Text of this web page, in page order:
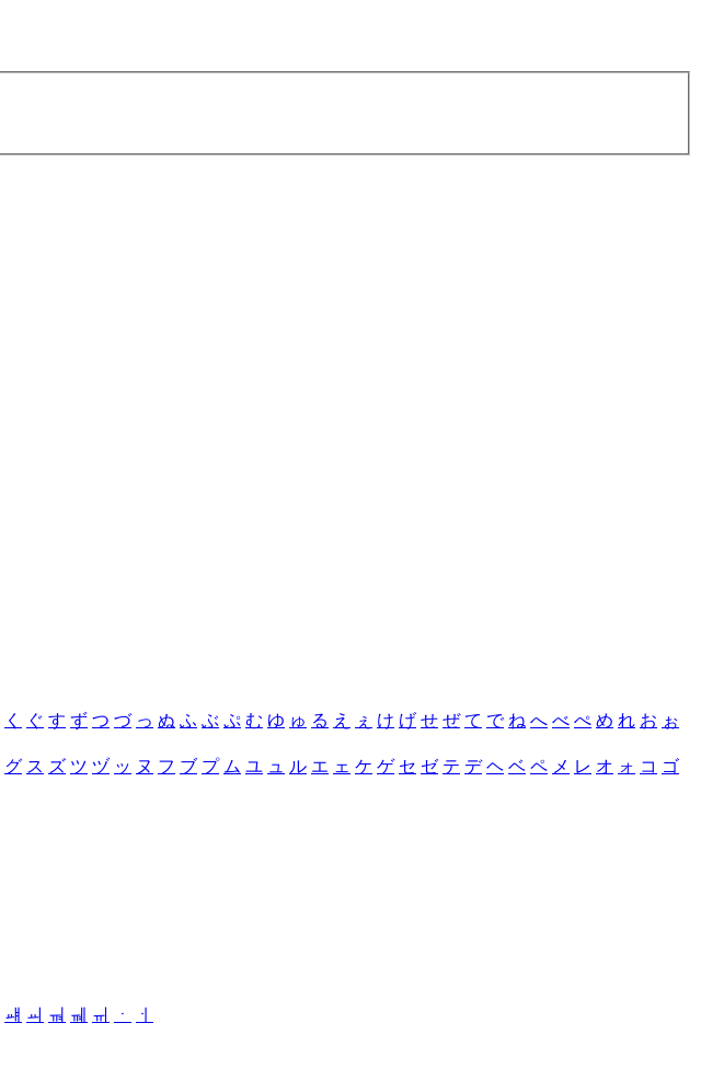
く ぐ す ず つ づ っ ぬ ふ ぶ ぷ む ゆ ゅ る え ぇ け げ せ ぜ て で ね へ べ ぺ め れ お ぉ
グ ス ズ ツ ヅ ッ ヌ フ ブ プ ム ユ ュ ル エ ェ ケ ゲ セ ゼ テ デ ヘ ベ ペ メ レ オ ォ コ ゴ
ㆈ ㆉ ㆊ ㆋ ㆌ ㆍ
ㆎ